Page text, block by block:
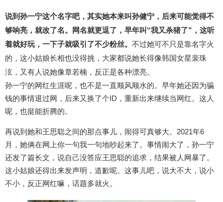
说到孙一宁这个名字吧，其实她本来叫孙健宁，后来可能觉得不
够响亮，就改了名。网名就更逗了，早年叫“我又杀猪了”，这听
着就好玩，一下子就吸引了不少粉丝。 不过她可不只是靠名字火
的，这小姑娘长相也没得挑，大家都说她长得像韩国女星裴珠
泫，又有人说她像章若楠，反正是各种漂亮。
孙一宁的网红生涯呢，也不是一直顺风顺水的。早年她还因为骗
钱的事情退过网，后来又换了个ID，重新出来继续当网红。这人
呢，也挺能折腾的。
再说到她和王思聪之间的那点事儿，闹得可真够大。2021年6
月，她俩在网上你一句我一句地吵起来了。事情闹大了，孙一宁
还发了篇长文，说自己没答应王思聪的追求，结果被人网暴了。
这小姑娘还得出来发声明，道歉呢。这事儿吧，说大不大，说小
不小，反正网红嘛，话题多就火。